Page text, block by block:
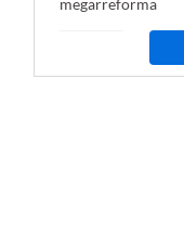
megarreforma